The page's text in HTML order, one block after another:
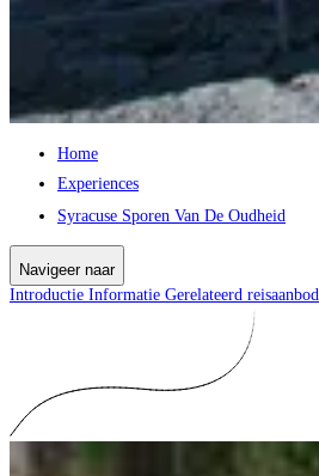
Home
Experiences
Syracuse Sporen Van De Oudheid
Navigeer naar
Introductie Informatie Gerelateerd reisaanbod